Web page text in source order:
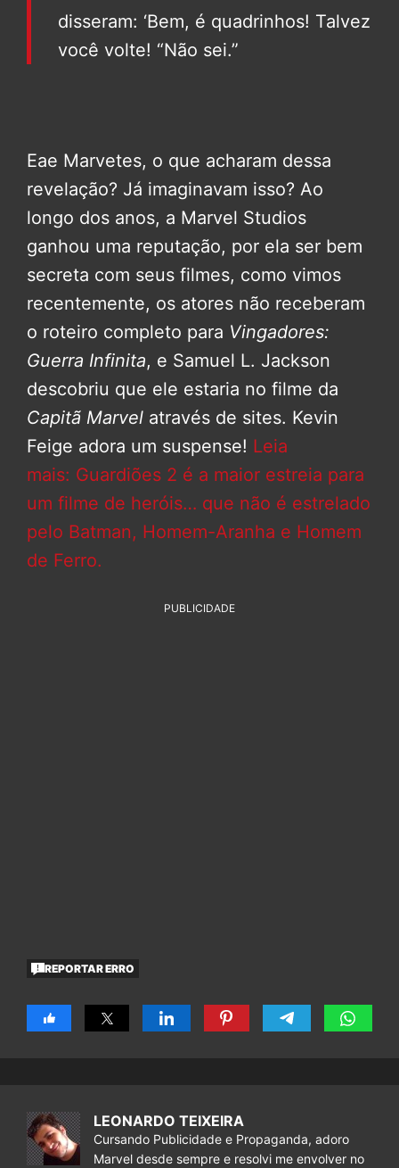
disseram: ‘Bem, é quadrinhos! Talvez
você volte! “Não sei.”
Eae Marvetes, o que acharam dessa
revelação? Já imaginavam isso? Ao
longo dos anos, a Marvel Studios
ganhou uma reputação, por ela ser bem
secreta com seus filmes, como vimos
recentemente, os atores não receberam
o roteiro completo para Vingadores:
Guerra Infinita, e Samuel L. Jackson
descobriu que ele estaria no filme da
Capitã Marvel através de sites. Kevin
Feige adora um suspense! Leia
mais: Guardiões 2 é a maior estreia para
um filme de heróis… que não é estrelado
pelo Batman, Homem-Aranha e Homem
de Ferro.
PUBLICIDADE
REPORTAR ERRO
LEONARDO TEIXEIRA
Cursando Publicidade e Propaganda, adoro
Marvel desde sempre e resolvi me envolver no